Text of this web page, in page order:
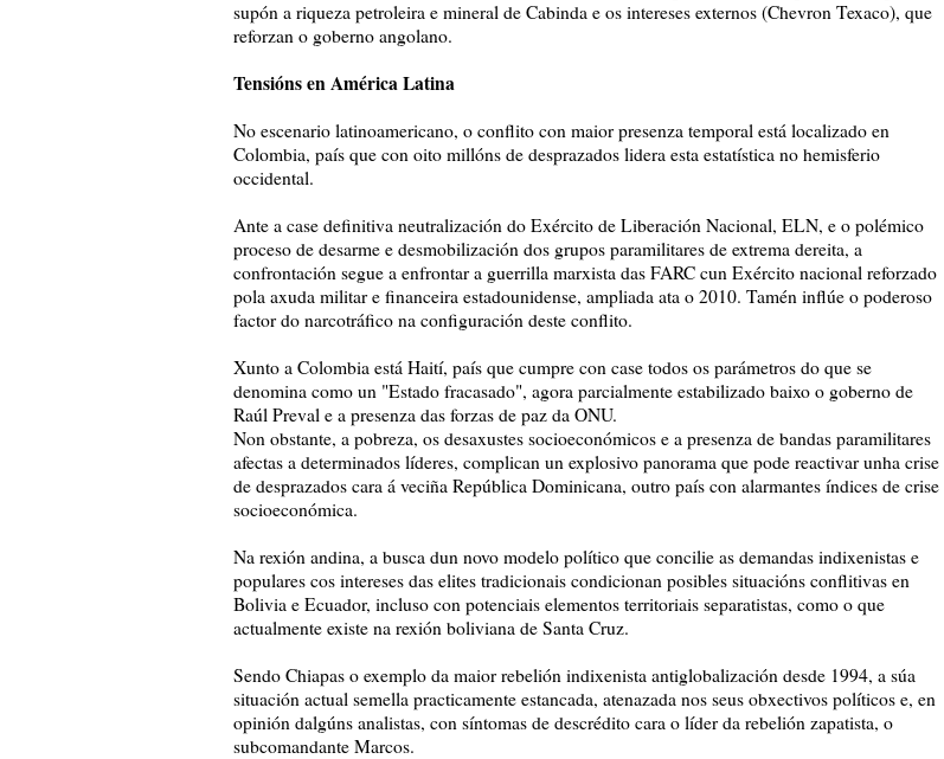
supón a riqueza petroleira e mineral de Cabinda e os intereses externos (Chevron Texaco), que
reforzan o goberno angolano.
Tensións en América Latina
No escenario latinoamericano, o conflito con maior presenza temporal está localizado en
Colombia, país que con oito millóns de desprazados lidera esta estatística no hemisferio
occidental.
Ante a case definitiva neutralización do Exército de Liberación Nacional, ELN, e o polémico
proceso de desarme e desmobilización dos grupos paramilitares de extrema dereita, a
confrontación segue a enfrontar a guerrilla marxista das FARC cun Exército nacional reforzado
pola axuda militar e financeira estadounidense, ampliada ata o 2010. Tamén inflúe o poderoso
factor do narcotráfico na configuración deste conflito.
Xunto a Colombia está Haití, país que cumpre con case todos os parámetros do que se
denomina como un "Estado fracasado", agora parcialmente estabilizado baixo o goberno de
Raúl Preval e a presenza das forzas de paz da ONU.
Non obstante, a pobreza, os desaxustes socioeconómicos e a presenza de bandas paramilitares
afectas a determinados líderes, complican un explosivo panorama que pode reactivar unha crise
de desprazados cara á veciña República Dominicana, outro país con alarmantes índices de crise
socioeconómica.
Na rexión andina, a busca dun novo modelo político que concilie as demandas indixenistas e
populares cos intereses das elites tradicionais condicionan posibles situacións conflitivas en
Bolivia e Ecuador, incluso con potenciais elementos territoriais separatistas, como o que
actualmente existe na rexión boliviana de Santa Cruz.
Sendo Chiapas o exemplo da maior rebelión indixenista antiglobalización desde 1994, a súa
situación actual semella practicamente estancada, atenazada nos seus obxectivos políticos e, en
opinión dalgúns analistas, con síntomas de descrédito cara o líder da rebelión zapatista, o
subcomandante Marcos.